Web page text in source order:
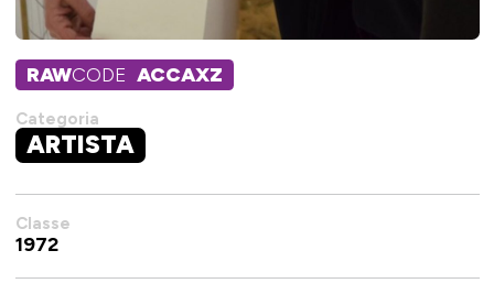
RAWCODE ACCAXZ
Categoria
ARTISTA
Classe
1972